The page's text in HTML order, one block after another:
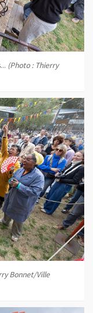
(Photo : Thierry
Bonnet/Ville